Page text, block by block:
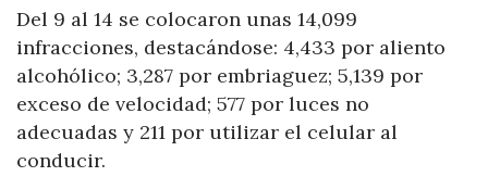
Del 9 al 14 se colocaron unas 14,099
infracciones, destacándose: 4,433 por aliento
alcohólico; 3,287 por embriaguez; 5,139 por
exceso de velocidad; 577 por luces no
adecuadas y 211 por utilizar el celular al
conducir.